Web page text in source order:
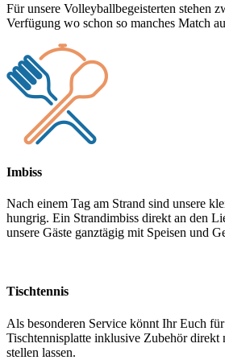
Für unsere Volleyballbegeisterten stehen
Verfügung wo schon so manches Match
Imbiss
Nach einem Tag am Strand sind unsere
hungrig. Ein Strandimbiss direkt an den
unsere Gäste ganztägig mit Speisen und
Tischtennis
Als besonderen Service könnt Ihr Euch
Tischtennisplatte inklusive Zubehör direkt
stellen lassen.